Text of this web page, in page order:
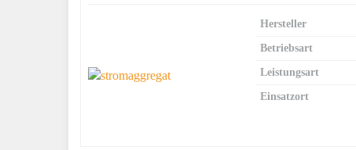
Hersteller
Betriebsart
Leistungsart
Einsatzort